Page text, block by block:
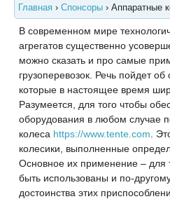
Главная › Спонсоры › Аппаратные
В современном мире
агрегатов существенно
можно сказать и про самые
грузоперевозок. Речь пойдет
которые в настоящее время
Разумеется, для того чтобы
оборудования в любом случае
колеса https://www.tente.com .
колесики, выполненные
Основное их применение – для
быть использованы и по-
достоинства этих